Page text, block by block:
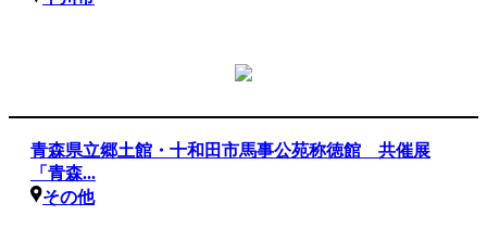
青森県立郷土館・十和田市馬事公苑称徳館 共催展
「青森...
その他